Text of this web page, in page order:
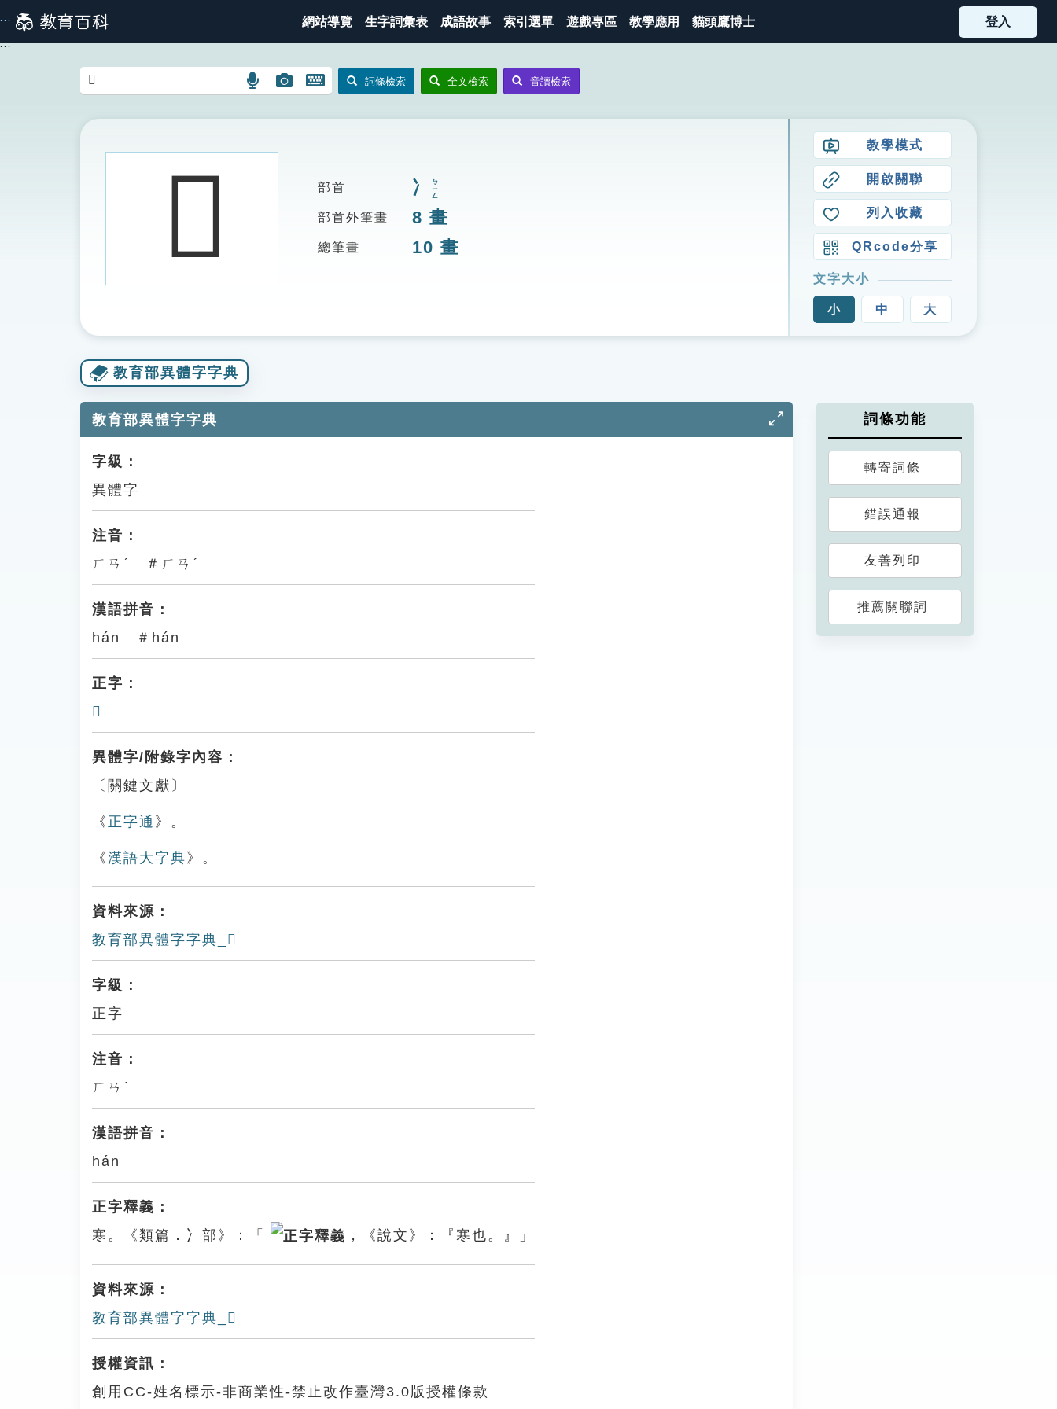
到
主
::: 網站導覽 生字詞彙表 成語故事 索引選單 遊戲專區 教學應用 貓頭鷹博士 登入
:::
語
搜
圖
圖
搜
開
鍵
詞條檢索 全文檢索 音讀檢索
𠗙 部首 冫 ㄅㄧㄥ
部首外筆畫 8 畫
總筆畫 10 畫
教學模式
開啟關聯
列入收藏
QRcode分享
文字大小
小 中 大
教育部異體字字典
教育部異體字字典
字級：
異體字
注音：
ㄏㄢˊ ＃ㄏㄢˊ
漢語拼音：
hán ＃hán
正字：
𠗴
異體字/附錄字內容：
〔關鍵文獻〕
《 正字通 》。
《漢語大字典 》。
資料來源：
教育部異體字字典_𠗙
字級：
正字
注音：
ㄏㄢˊ
漢語拼音：
hán
正字釋義：
寒。《類篇．冫部》：「
，《說文》：『寒也。』」
資料來源：
教育部異體字字典_𠗙
授權資訊：
創用CC-姓名標示-非商業性-禁止改作臺灣3.0版授權條款
詞條功能
轉寄詞條
錯誤通報
友善列印
推薦關聯詞